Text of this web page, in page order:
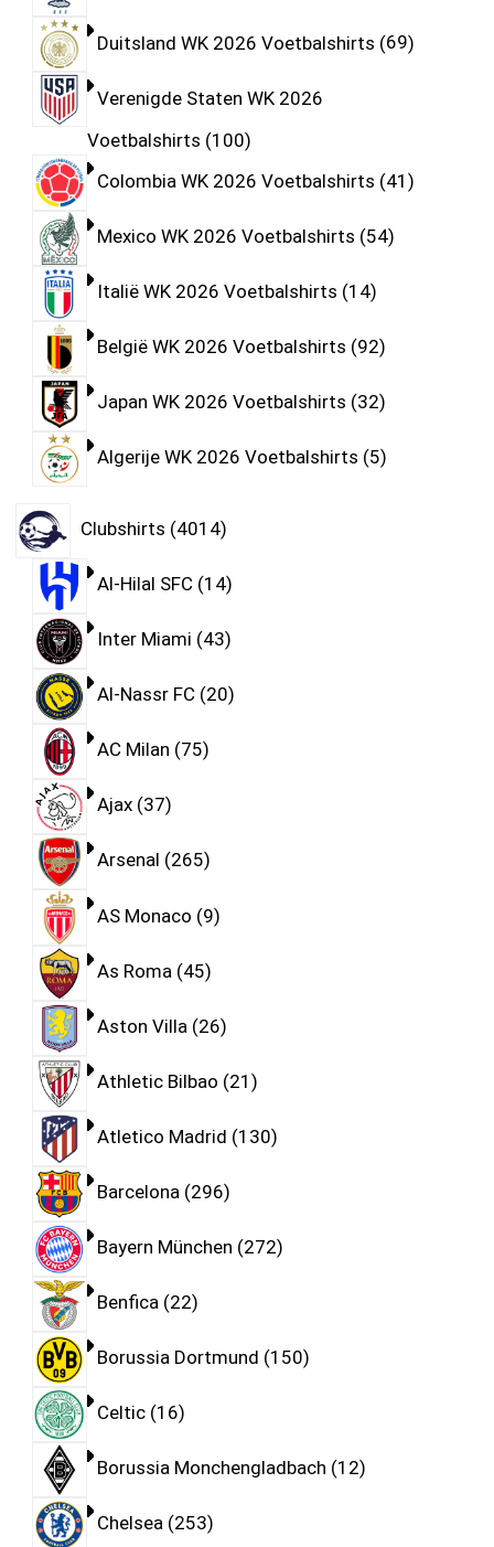
Duitsland WK 2026 Voetbalshirts 69
Verenigde Staten WK 2026
Voetbalshirts 100
Colombia WK 2026 Voetbalshirts 41
Mexico WK 2026 Voetbalshirts 54
Italië WK 2026 Voetbalshirts 14
België WK 2026 Voetbalshirts 92
Japan WK 2026 Voetbalshirts 32
Algerije WK 2026 Voetbalshirts 5
Clubshirts 4014
Al-Hilal SFC 14
Inter Miami 43
Al-Nassr FC 20
AC Milan 75
Ajax 37
Arsenal 265
AS Monaco 9
As Roma 45
Aston Villa 26
Athletic Bilbao 21
Atletico Madrid 130
Barcelona 296
Bayern München 272
Benfica 22
Borussia Dortmund 150
Celtic 16
Borussia Monchengladbach 12
Chelsea 253